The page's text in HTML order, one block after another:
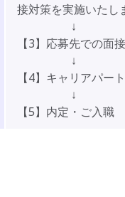
接対策を実施いたし
↓
【3】応募先での面
↓
【4】キャリアパー
↓
【5】内定・ご入職